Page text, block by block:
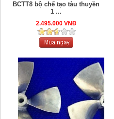
BCTT8 bộ chế tạo tàu thuyền
1 ...
2.495.000 VNĐ